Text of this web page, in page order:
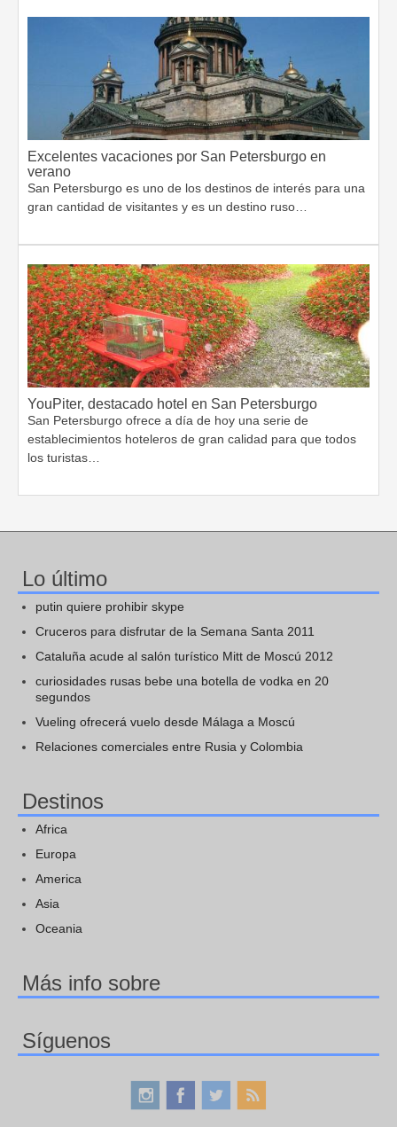
Excelentes vacaciones por San Petersburgo en
verano
San Petersburgo es uno de los destinos de interés para una
gran cantidad de visitantes y es un destino ruso…
YouPiter, destacado hotel en San Petersburgo
San Petersburgo ofrece a día de hoy una serie de
establecimientos hoteleros de gran calidad para que todos
los turistas…
Lo último
putin quiere prohibir skype
Cruceros para disfrutar de la Semana Santa 2011
Cataluña acude al salón turístico Mitt de Moscú 2012
curiosidades rusas bebe una botella de vodka en 20
segundos
Vueling ofrecerá vuelo desde Málaga a Moscú
Relaciones comerciales entre Rusia y Colombia
Destinos
Africa
Europa
America
Asia
Oceania
Más info sobre
Síguenos